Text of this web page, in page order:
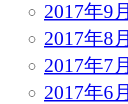
2017年9月
2017年8月
2017年7月
2017年6月